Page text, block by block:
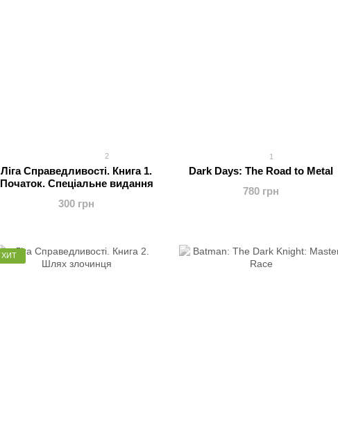
2
Ліга Справедливості. Книга 1.
Початок. Спеціальне видання
300 грн
1
Dark Days: The Road to Metal
780 грн
ХИТ